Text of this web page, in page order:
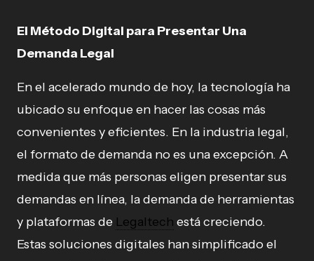
El Método Digital para Presentar Una
Demanda Legal
En el acelerado mundo de hoy, la tecnología ha
ubicado su enfoque en hacer las cosas más
convenientes y eficientes. En la industria legal,
el formato de demanda no es una excepción. A
medida que más personas eligen presentar sus
demandas en línea, la demanda de herramientas
y plataformas de Legaltech está creciendo.
Estas soluciones digitales han simplificado el